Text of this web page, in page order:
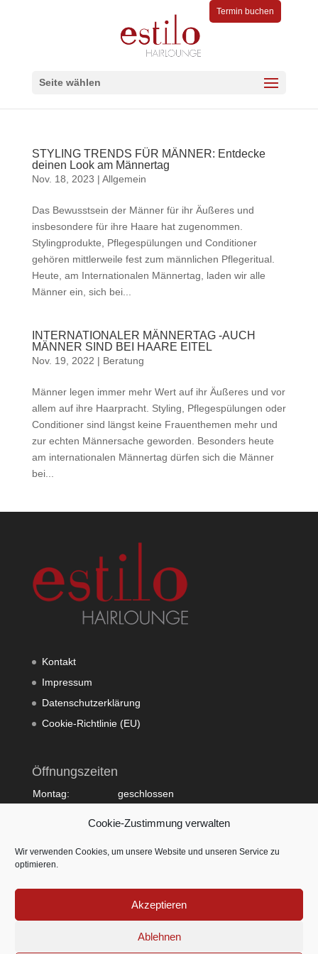
Cookie-Zustimmung verwalten
Wir verwenden Cookies, um unsere Website und unseren Service zu
optimieren.
Akzeptieren
Ablehnen
Termin buchen
Seite wählen
STYLING TRENDS FÜR MÄNNER: Entdecke
deinen Look am Männertag
Nov. 18, 2023 | Allgemein
Das Bewusstsein der Männer für ihr Äußeres und
insbesondere für ihre Haare hat zugenommen.
Stylingprodukte, Pflegespülungen und Conditioner
gehören mittlerweile fest zum männlichen Pflegeritual.
Heute, am Internationalen Männertag, laden wir alle
Männer ein, sich bei...
INTERNATIONALER MÄNNERTAG -AUCH
MÄNNER SIND BEI HAARE EITEL
Nov. 19, 2022 | Beratung
Männer legen immer mehr Wert auf ihr Äußeres und vor
allem auf ihre Haarpracht. Styling, Pflegespülungen oder
Conditioner sind längst keine Frauenthemen mehr und
zur echten Männersache geworden. Besonders heute
am internationalen Männertag dürfen sich die Männer
bei...
Kontakt
Impressum
Datenschutzerklärung
Cookie-Richtlinie (EU)
Öffnungszeiten
Montag:
geschlossen
09:00 - 18:00
Freitag: